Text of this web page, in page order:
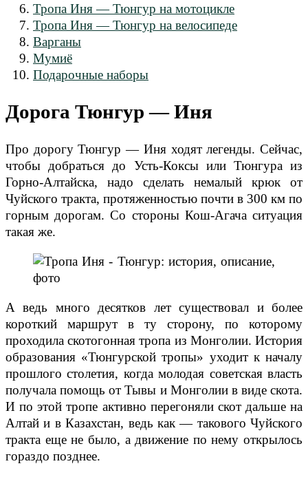
Тропа Иня — Тюнгур на мотоцикле
Тропа Иня — Тюнгур на велосипеде
Варганы
Мумиё
Подарочные наборы
Дорога Тюнгур — Иня
Про дорогу Тюнгур — Иня ходят легенды. Сейчас,
чтобы добраться до Усть-Коксы или Тюнгура из
Горно-Алтайска, надо сделать немалый крюк от
Чуйского тракта, протяженностью почти в 300 км по
горным дорогам. Со стороны Кош-Агача ситуация
такая же.
А ведь много десятков лет существовал и более
короткий маршрут в ту сторону, по которому
проходила скотогонная тропа из Монголии. История
образования «Тюнгурской тропы» уходит к началу
прошлого столетия, когда молодая советская власть
получала помощь от Тывы и Монголии в виде скота.
И по этой тропе активно перегоняли скот дальше на
Алтай и в Казахстан, ведь как — такового Чуйского
тракта еще не было, а движение по нему открылось
гораздо позднее.